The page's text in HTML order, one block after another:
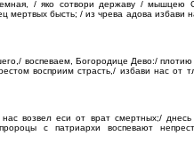
/ яко сотвори державу / мышцею
мертвых бысть; / из чрева адова избави
воспеваем, Богородице Дево:/
восприим страсть,/ избави нас от
возвел еси от врат смертных;/
с патриархи воспевают